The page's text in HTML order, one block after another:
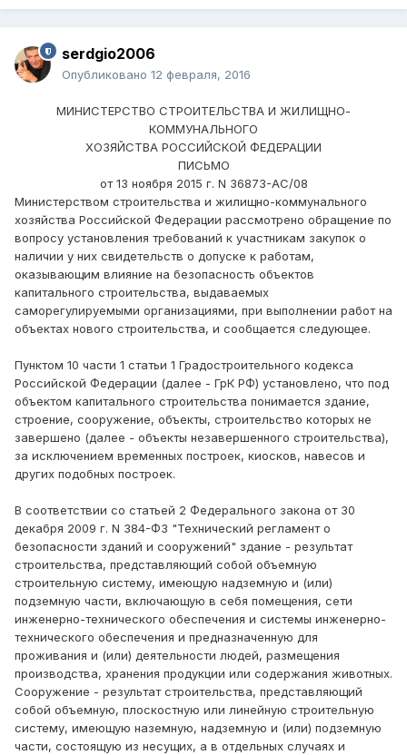
serdgio2006
Опубликовано 12 февраля, 2016
МИНИСТЕРСТВО СТРОИТЕЛЬСТВА И ЖИЛИЩНО-
КОММУНАЛЬНОГО
ХОЗЯЙСТВА РОССИЙСКОЙ ФЕДЕРАЦИИ
ПИСЬМО
от 13 ноября 2015 г. N 36873-АС/08
Министерством строительства и жилищно-коммунального
хозяйства Российской Федерации рассмотрено обращение по
вопросу установления требований к участникам закупок о
наличии у них свидетельств о допуске к работам,
оказывающим влияние на безопасность объектов
капитального строительства, выдаваемых
саморегулируемыми организациями, при выполнении работ на
объектах нового строительства, и сообщается следующее.
Пунктом 10 части 1 статьи 1 Градостроительного кодекса
Российской Федерации (далее - ГрК РФ) установлено, что под
объектом капитального строительства понимается здание,
строение, сооружение, объекты, строительство которых не
завершено (далее - объекты незавершенного строительства),
за исключением временных построек, киосков, навесов и
других подобных построек.
В соответствии со статьей 2 Федерального закона от 30
декабря 2009 г. N 384-ФЗ "Технический регламент о
безопасности зданий и сооружений" здание - результат
строительства, представляющий собой объемную
строительную систему, имеющую надземную и (или)
подземную части, включающую в себя помещения, сети
инженерно-технического обеспечения и системы инженерно-
технического обеспечения и предназначенную для
проживания и (или) деятельности людей, размещения
производства, хранения продукции или содержания животных.
Сооружение - результат строительства, представляющий
собой объемную, плоскостную или линейную строительную
систему, имеющую наземную, надземную и (или) подземную
части, состоящую из несущих, а в отдельных случаях и